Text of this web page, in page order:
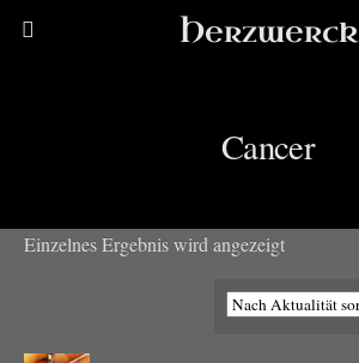
Herzwerck
Cancer
Einzelnes Ergebnis wird angezeigt